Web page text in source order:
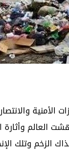
الأمنية
العالم
الزخم وتلك